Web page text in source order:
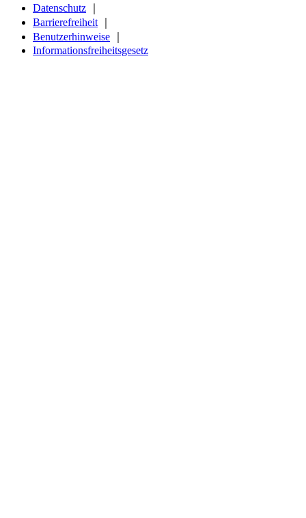
Datenschutz
Barrierefreiheit
Benutzerhinweise
Informationsfreiheitsgesetz